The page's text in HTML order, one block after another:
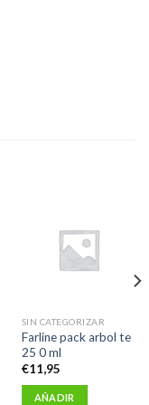
SIN CATEGORIZAR
Farline pack arbol te
25 0 ml
€11,95
AÑADIR